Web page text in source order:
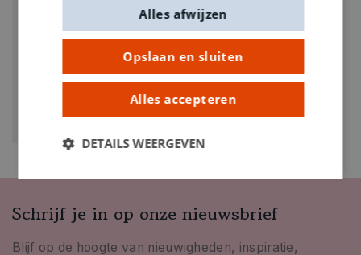
€ 6,25
Schrijf je in op onze nieuwsbrief
Blijf op de hoogte van nieuwigheden, inspiratie,
Opslaan en sluiten
Alles accepteren
Alles afwijzen
DETAILS WEERGEVEN